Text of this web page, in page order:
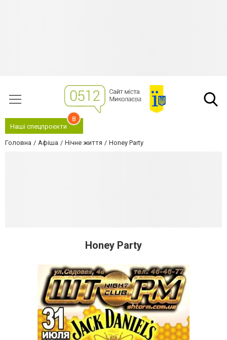
Наші спецпроєкти
8
Головна Афіша Нічне життя Honey Party
Honey Party